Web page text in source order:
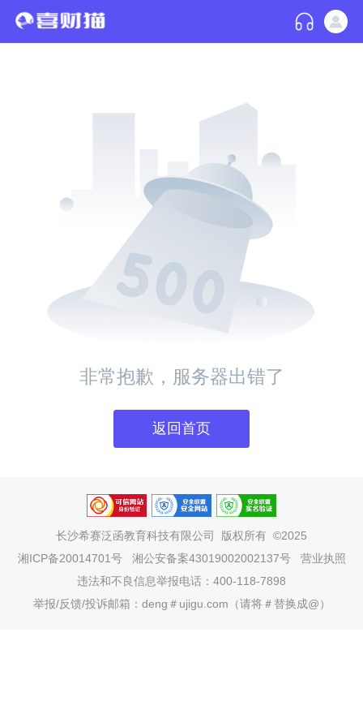
非常抱歉，服务器出错了
返回首页
长沙希赛泛函教育科技有限公司
版权所有 ©2025
湘ICP备20014701号
湘公安备案43019002002137号
营业执照
违法和不良信息举报电话：400-118-7898
举报/反馈/投诉邮箱：deng＃ujigu.com（请将＃替换成@）